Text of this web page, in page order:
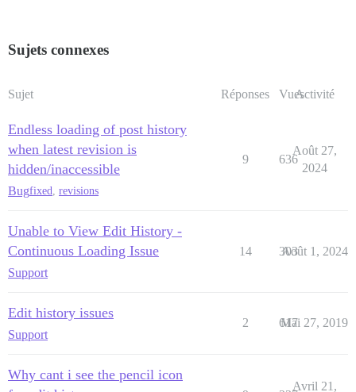
Sujets connexes
Sujet Réponses VuesActivité
Endless loading of post history
when latest revision is
hidden/inaccessible
Bugfixed, revisions
9 636
Août 27,
2024
Unable to View Edit History -
Continuous Loading Issue
Support
14 303
Août 1, 2024
Edit history issues
Support
2 617
Mai 27, 2019
Why cant i see the pencil icon
Avril 21,